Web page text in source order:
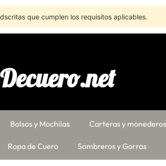
que cumplen los requisitos aplicables.
Decuero.net
Bolsos y Mochilas Carteras y monederos
Ropa de Cuero Sombreros y Gorras